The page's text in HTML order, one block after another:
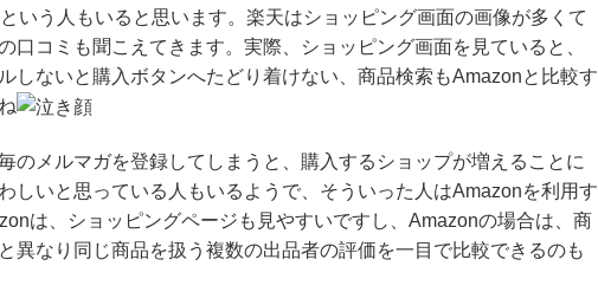
いう人もいると思います。楽天はショッピング画面の画像が多くて
口コミも聞こえてきます。実際、ショッピング画面を見ていると、
しないと購入ボタンへたどり着けない、商品検索もAmazonと比較す
のメルマガを登録してしまうと、購入するショップが増えることに
しいと思っている人もいるようで、そういった人はAmazonを利用す
は、ショッピングページも見やすいですし、Amazonの場合は、商
異なり同じ商品を扱う複数の出品者の評価を一目で比較できるのも